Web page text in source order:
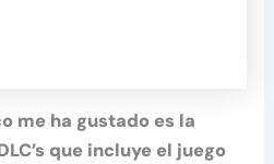
me ha gustado es la
que incluye el juego